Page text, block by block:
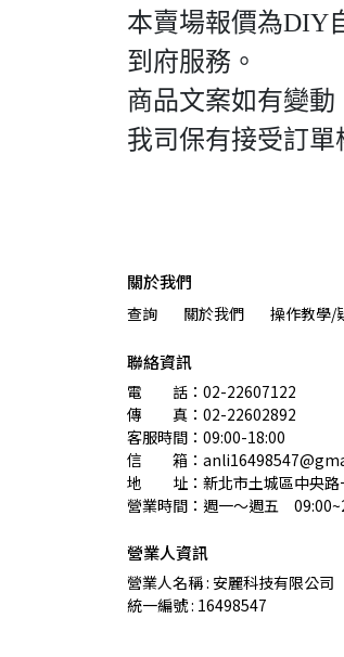
本賣場報價為DIY
到府服務。
商品文案如有變動
我司保有接受訂單
關於我們
查詢 關於我們 操作教學/
聯絡資訊
電　　話：02-22607122
傳　　真：02-22602892
客服時間：09:00-18:00
信　　箱：
地　　址：新北市土城區中央
營業時間：週一～週五　
營業人資訊
營業人名稱 : 安麗科技有限公司
統一編號 : 16498547